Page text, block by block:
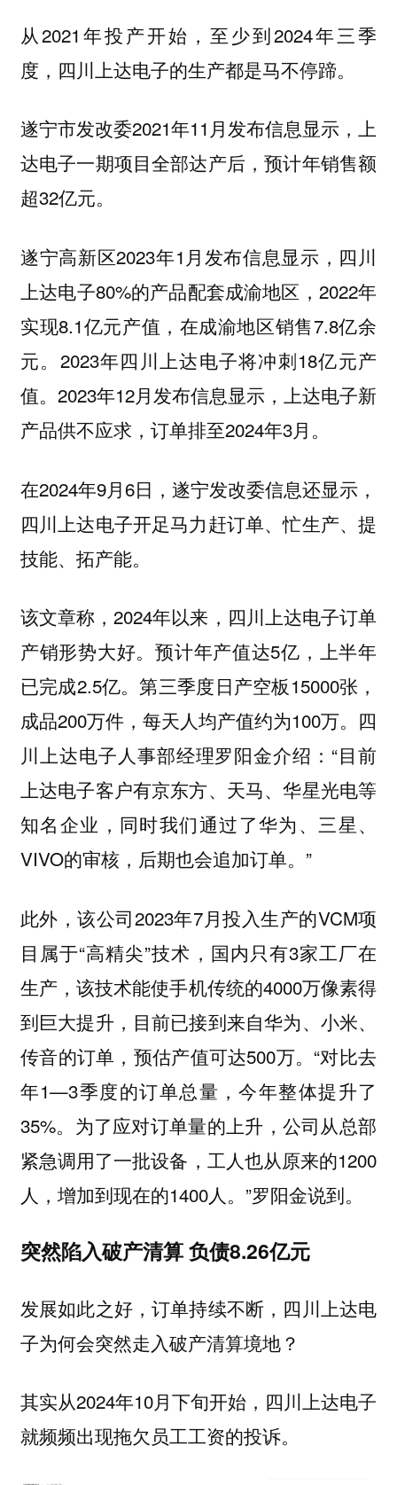
从2021年投产开始，至少到2024年三季
度，四川上达电子的生产都是马不停蹄。
遂宁市发改委2021年11月发布信息显示，上
达电子一期项目全部达产后，预计年销售额
超32亿元。
遂宁高新区2023年1月发布信息显示，四川
上达电子80%的产品配套成渝地区，2022年
实现8.1亿元产值，在成渝地区销售7.8亿余
元。2023年四川上达电子将冲刺18亿元产
值。2023年12月发布信息显示，上达电子新
产品供不应求，订单排至2024年3月。
在2024年9月6日，遂宁发改委信息还显示，
四川上达电子开足马力赶订单、忙生产、提
技能、拓产能。
该文章称，2024年以来，四川上达电子订单
产销形势大好。预计年产值达5亿，上半年
已完成2.5亿。第三季度日产空板15000张，
成品200万件，每天人均产值约为100万。四
川上达电子人事部经理罗阳金介绍：“目前
上达电子客户有京东方、天马、华星光电等
知名企业，同时我们通过了华为、三星、
VIVO的审核，后期也会追加订单。”
此外，该公司2023年7月投入生产的VCM项
目属于“高精尖”技术，国内只有3家工厂在
生产，该技术能使手机传统的4000万像素得
到巨大提升，目前已接到来自华为、小米、
传音的订单，预估产值可达500万。“对比去
年1—3季度的订单总量，今年整体提升了
35%。为了应对订单量的上升，公司从总部
紧急调用了一批设备，工人也从原来的1200
人，增加到现在的1400人。”罗阳金说到。
突然陷入破产清算 负债8.26亿元
发展如此之好，订单持续不断，四川上达电
子为何会突然走入破产清算境地？
其实从2024年10月下旬开始，四川上达电子
就频频出现拖欠员工工资的投诉。